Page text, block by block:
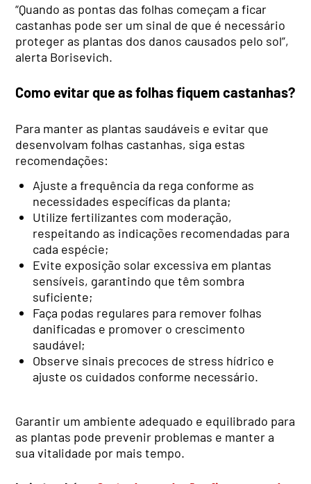
“Quando as pontas das folhas começam a ficar
castanhas pode ser um sinal de que é necessário
proteger as plantas dos danos causados pelo sol”,
alerta Borisevich.
Como evitar que as folhas fiquem castanhas?
Para manter as plantas saudáveis e evitar que
desenvolvam folhas castanhas, siga estas
recomendações:
Ajuste a frequência da rega conforme as
necessidades específicas da planta;
Utilize fertilizantes com moderação,
respeitando as indicações recomendadas para
cada espécie;
Evite exposição solar excessiva em plantas
sensíveis, garantindo que têm sombra
suficiente;
Faça podas regulares para remover folhas
danificadas e promover o crescimento
saudável;
Observe sinais precoces de stress hídrico e
ajuste os cuidados conforme necessário.
Garantir um ambiente adequado e equilibrado para
as plantas pode prevenir problemas e manter a
sua vitalidade por mais tempo.